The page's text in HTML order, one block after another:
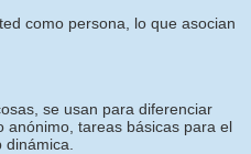
como persona, lo que asocian
se usan para diferenciar
anónimo, tareas básicas para el